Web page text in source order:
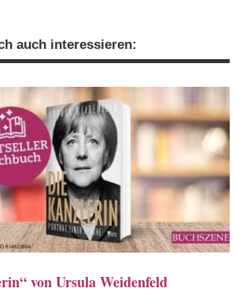
auch interessieren:
von Ursula Weidenfeld